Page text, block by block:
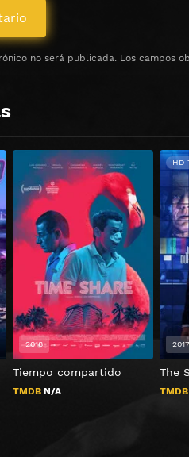
no será publicada. Los campos
Tiempo compartido
TMDB N/A
2018
The
TMDB
HD
2017